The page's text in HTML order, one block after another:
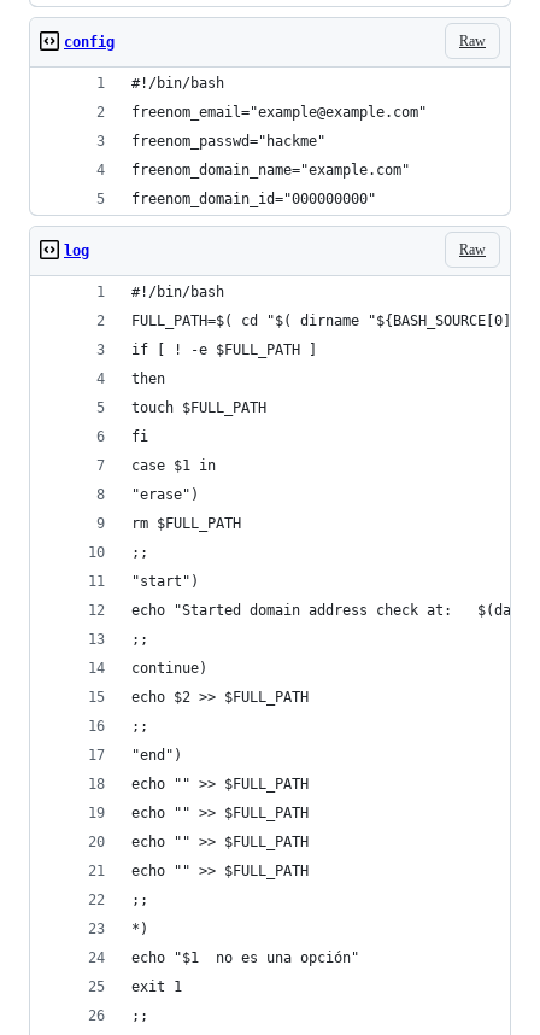
Raw
config
#!/bin/bash
freenom_email="example@example.com"
freenom_passwd="hackme"
freenom_domain_name="example.com"
freenom_domain_id="000000000"
Raw
log
#!/bin/bash
FULL_PATH=$( cd "$( dirname
if [ ! -e $FULL_PATH ]
then
touch $FULL_PATH
fi
case $1 in
"erase")
rm $FULL_PATH
;;
"start")
echo "Started domain address check at:   $(date)"
;;
continue)
echo $2 >> $FULL_PATH
;;
"end")
echo "" >> $FULL_PATH
echo "" >> $FULL_PATH
echo "" >> $FULL_PATH
echo "" >> $FULL_PATH
;;
*)
echo "$1  no es una opción"
exit 1
;;